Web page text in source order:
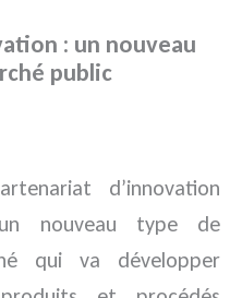
: un nouveau
public
d’innovation
nouveau type de
qui va développer